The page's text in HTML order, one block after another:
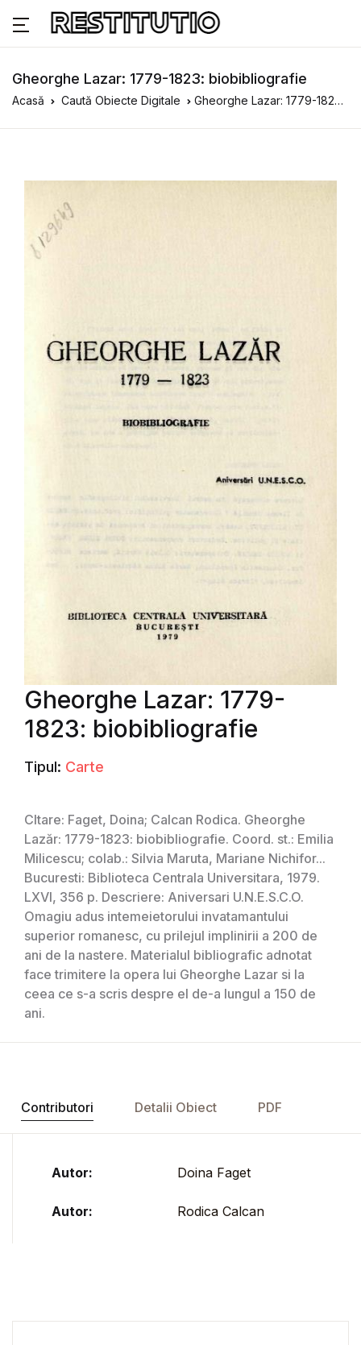
Gheorghe Lazar: 1779-1823: biobibliografie
Acasă Caută Obiecte Digitale Gheorghe Lazar: 1779-1823: biobibliografie
Gheorghe Lazar: 1779-
1823: biobibliografie
Tipul: Carte
CItare: Faget, Doina; Calcan Rodica. Gheorghe
Lazăr: 1779-1823: biobibliografie. Coord. st.: Emilia
Milicescu; colab.: Silvia Maruta, Mariane Nichifor...
Bucuresti: Biblioteca Centrala Universitara, 1979.
LXVI, 356 p. Descriere: Aniversari U.N.E.S.C.O.
Omagiu adus intemeietorului invatamantului
superior romanesc, cu prilejul implinirii a 200 de
ani de la nastere. Materialul bibliografic adnotat
face trimitere la opera lui Gheorghe Lazar si la
ceea ce s-a scris despre el de-a lungul a 150 de
ani.
Contributori Detalii Obiect PDF
Autor: Doina Faget
Autor: Rodica Calcan